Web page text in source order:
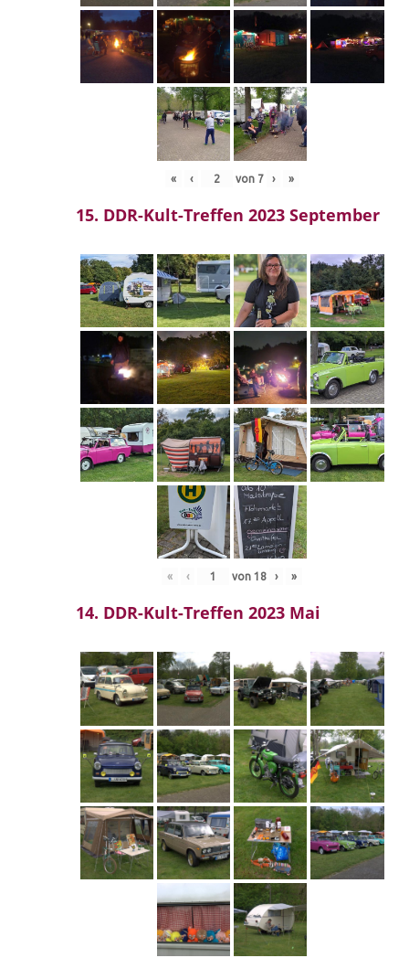
« ‹ von 7 › »
15. DDR-Kult-Treffen 2023 September
« ‹ von 18 › »
14. DDR-Kult-Treffen 2023 Mai